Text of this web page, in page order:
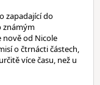
zapadající do
známým
nově od Nicole
o čtrnácti částech,
více času, než u